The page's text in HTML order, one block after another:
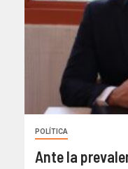
POLÍTICA
Ante la